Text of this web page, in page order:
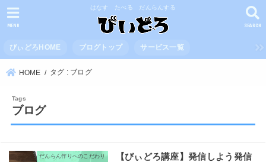
はなす たべる だんらんする
SEARCH
MENU
びぃどろHOME ブログトップ サービス一覧
HOME タグ : ブログ
ブログ
だんらん作りへのこだわり
【びぃどろ講座】発信しよう発信